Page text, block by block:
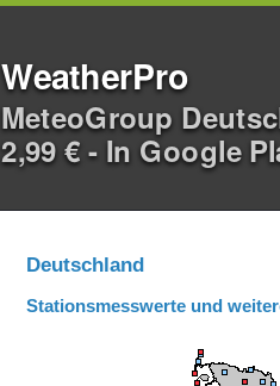
WeatherPro
MeteoGroup
2,99 € - In Google
Deutschland
Stationsmesswerte und